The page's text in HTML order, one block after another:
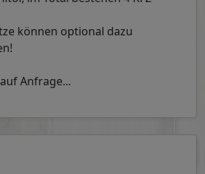
können optional dazu
Anfrage...